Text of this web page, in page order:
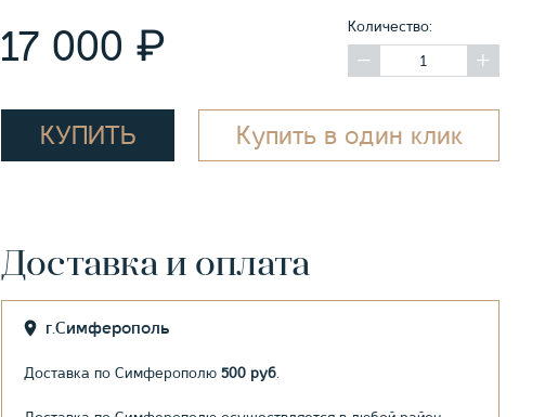
17 000 ₽ Количество:
КУПИТЬ Купить в один клик
Доставка и оплата
г.Симферополь
Доставка по Симферополю 500 руб